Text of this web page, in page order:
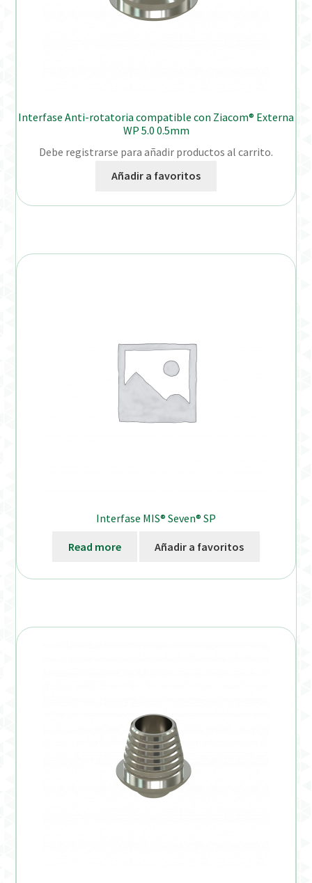
Interfase Anti-rotatoria compatible con Ziacom® Externa
WP 5.0 0.5mm
Debe registrarse para añadir productos al carrito.
Añadir a favoritos
Interfase MIS® Seven® SP
Read more Añadir a favoritos